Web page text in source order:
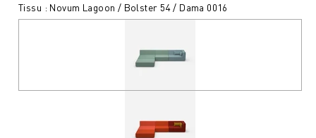
Tissu : Novum Lagoon / Bolster 54 / Dama 0016